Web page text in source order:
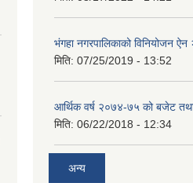
भंगहा नगरपालिकाको विनियोजन
मिति: 07/25/2019 - 13:52
आर्थिक वर्ष २०७४-७५ को बजेट तथा
मिति: 06/22/2018 - 12:34
अन्य